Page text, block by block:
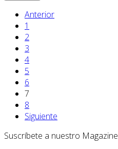
Anterior
1
2
3
4
5
6
7
8
Siguiente
Suscríbete a nuestro Magazine